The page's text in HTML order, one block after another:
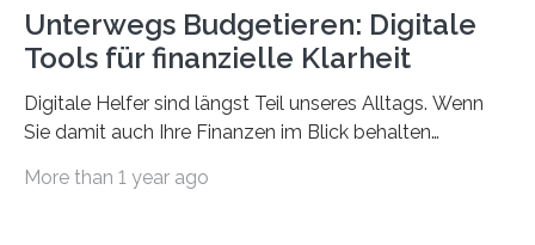
Unterwegs Budgetieren: Digitale
Tools für finanzielle Klarheit
Digitale Helfer sind längst Teil unseres Alltags. Wenn
Sie damit auch Ihre Finanzen im Blick behalten
die genau das ermöglichen: Sie helfen Ihnen, Ausgaben
More than 1 year ago